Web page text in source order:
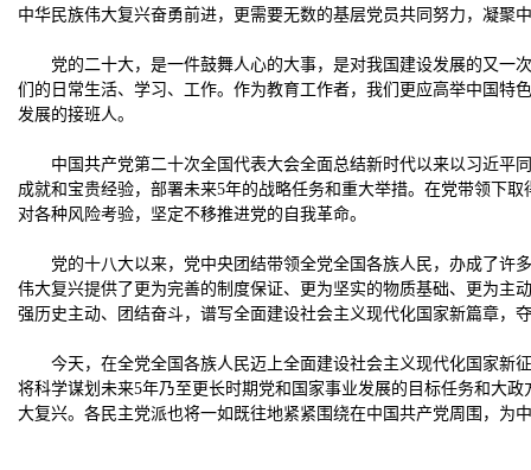
中华民族伟大复兴奋勇前进，更需要无数的基层党员共同努力，凝聚
党的二十大，是一件鼓舞人心的大事，是对我国建设发展的又一
们的日常生活、学习、工作。作为教育工作者，我们更应高举中国特
发展的接班人。
中国共产党第二十次全国代表大会全面总结新时代以来以习近平
成就和宝贵经验，部署未来5年的战略任务和重大举措。在党带领下
对各种风险考验，坚定不移推进党的自我革命。
党的十八大以来，党中央团结带领全党全国各族人民，办成了许
伟大复兴提供了更为完善的制度保证、更为坚实的物质基础、更为主
强历史主动、团结奋斗，谱写全面建设社会主义现代化国家新篇章，
今天，在全党全国各族人民迈上全面建设社会主义现代化国家新
将科学谋划未来5年乃至更长时期党和国家事业发展的目标任务和大
大复兴。各民主党派也将一如既往地紧紧围绕在中国共产党周围，为